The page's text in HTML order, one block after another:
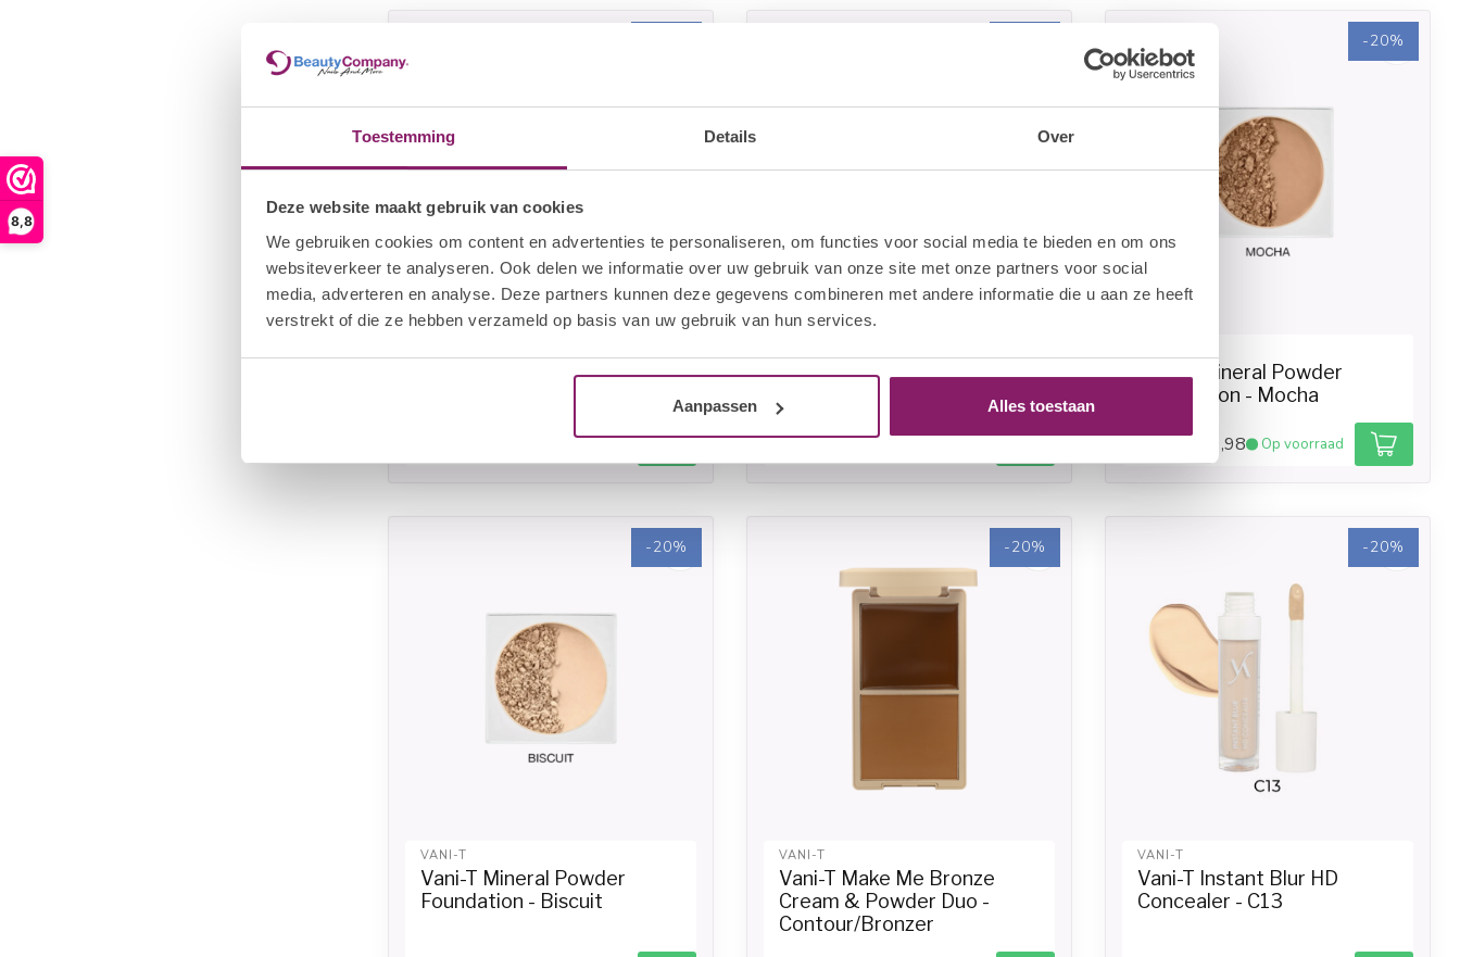
Toestemming Details Over
Deze website maakt gebruik van cookies
We gebruiken cookies om content en advertenties te personaliseren, om functies voor social media te bieden en om ons
websiteverkeer te analyseren. Ook delen we informatie over uw gebruik van onze site met onze partners voor social
media, adverteren en analyse. Deze partners kunnen deze gegevens combineren met andere informatie die u aan ze heeft
verstrekt of die ze hebben verzameld op basis van uw gebruik van hun services.
Aanpassen Alles toestaan
8,8
Vani-T Glow filter HD Sheer
Op voorraad
Vani-T Kabuki Brush
€22,13
-20%
Vani-T Mineral Powder
Foundation - Mocha
€39,98 Op voorraad
-20%
VANI-T
Vani-T Mineral Powder
Foundation - Biscuit
-20%
VANI-T
Vani-T Make Me Bronze
Cream & Powder Duo -
Contour/Bronzer
-20%
VANI-T
Vani-T Instant Blur HD
Concealer - C13